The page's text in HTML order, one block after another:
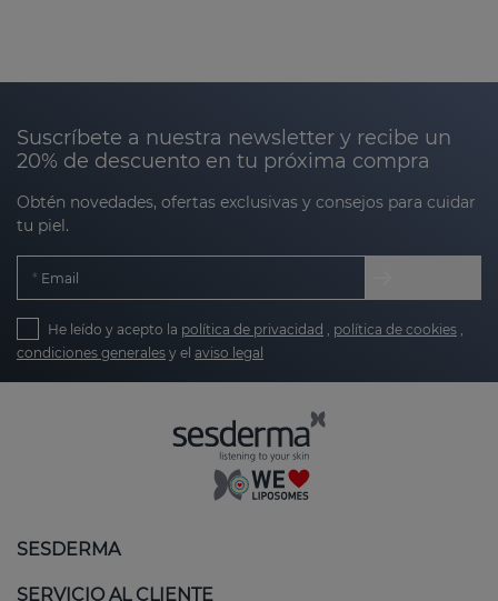
Suscríbete a nuestra newsletter y recibe un
20% de descuento en tu próxima compra
Obtén novedades, ofertas exclusivas y consejos para cuidar
tu piel.
Email
He leído y acepto la política de privacidad política de cookies
condiciones generales y el aviso legal
SESDERMA
SERVICIO AL CLIENTE